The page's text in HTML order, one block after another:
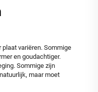
plaat variëren. Sommige
en goudachtiger.
Sommige zijn
maar moet